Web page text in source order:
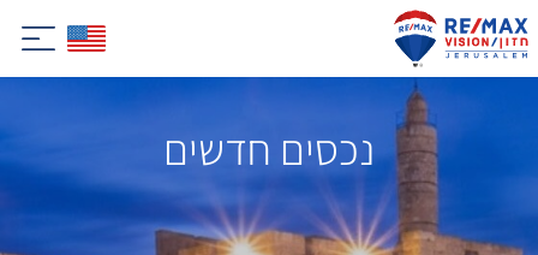
נכסים חדשים